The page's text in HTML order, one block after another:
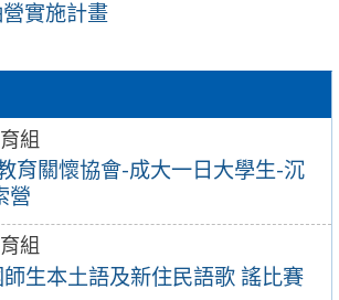
組
育關懷協會-成大一日大學生-沉
營
組
生本土語及新住民語歌 謠比賽
實施計畫